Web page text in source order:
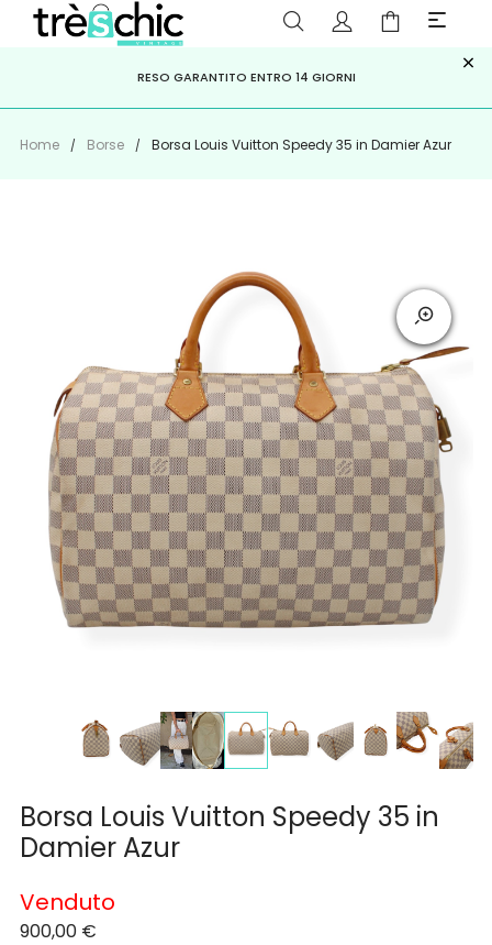
PAGA A RATE CONKLARNA,HEYLIGHT, APPAGO
ISCRIVITI ALLA NEWSLETTER PER NON PERDERE SCONTI E
OFFERTE IMPERDIBILI!
RESO GARANTITO ENTRO 14 GIORNI ×
Home Borse Borsa Louis Vuitton Speedy 35 in Damier Azur
Borsa Louis Vuitton Speedy 35 in
Damier Azur
900,00 €
Venduto